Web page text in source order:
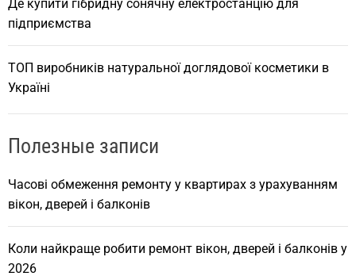
Де купити гібридну сонячну електростанцію для
підприємства
ТОП виробників натуральної доглядової косметики в
Україні
Полезные записи
Часові обмеження ремонту у квартирах з урахуванням
вікон, дверей і балконів
Коли найкраще робити ремонт вікон, дверей і балконів у
2026